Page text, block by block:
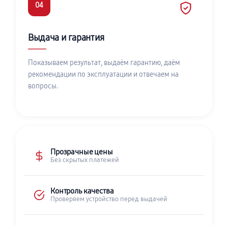
04
Выдача и гарантия
Показываем результат, выдаём гарантию, даём
рекомендации по эксплуатации и отвечаем на
вопросы.
Прозрачные цены
Без скрытых платежей
Контроль качества
Проверяем устройство перед выдачей